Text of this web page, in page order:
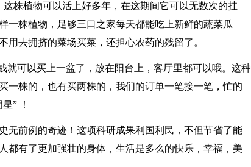
株植物可以活上好多年，在这期间它可以无数次的挂
一株植物，足够三口之家每天都能吃上新鲜的蔬菜瓜
去拥挤的菜场买菜，还担心农药的残留了。
就可以买上一盆了，放在阳台上，客厅里都可以哦。这种
一株的，也有买两株的，我们的订单一笔接一笔，忙的
” ！
无前例的奇迹！这项科研成果利国利民，不但节省了能
都有了更加强壮的身体，生活是多么的快乐，幸福，美